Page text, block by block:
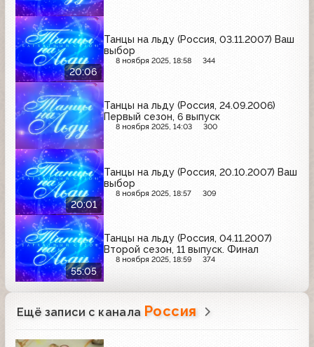
20:06
Танцы на льду (Россия, 03.11.2007) Ваш
выбор
8 ноября 2025, 18:58 344
Танцы на льду (Россия, 24.09.2006)
Первый сезон, 6 выпуск
8 ноября 2025, 14:03 300
20:01
Танцы на льду (Россия, 20.10.2007) Ваш
выбор
8 ноября 2025, 18:57 309
55:05
Танцы на льду (Россия, 04.11.2007)
Второй сезон, 11 выпуск. Финал
8 ноября 2025, 18:59 374
Ещё записи с канала Россия